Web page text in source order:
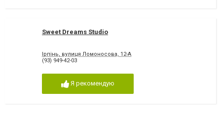
Sweet Dreams Studio
Ірпінь, вулиця Ломоносова, 12-А
(93) 949-42-03
Я рекомендую